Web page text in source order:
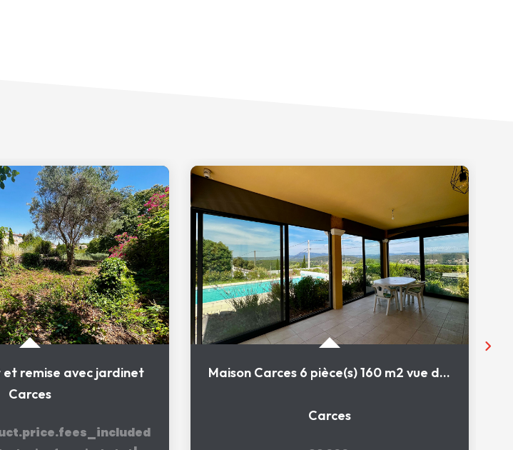
remise avec jardinet
Carces
Maison Carces 6 pièce(s) 160 m2 vue dominante
Carces